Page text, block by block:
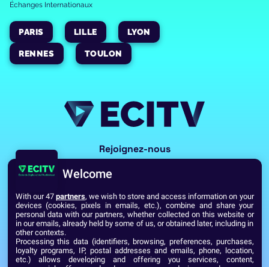
Échanges Internationaux
PARIS LILLE LYON
RENNES TOULON
Rejoignez-nous
Voir toutes les écoles du Réseau GES
Welcome
With our 47 partners, we wish to store and access information on your
devices (cookies, pixels in emails, etc.), combine and share your
personal data with our partners, whether collected on this website or
in our emails, already held by some of us, or obtained later, including in
other contexts.
Processing this data (identifiers, browsing, preferences, purchases,
loyalty programs, IP, postal addresses and emails, phone, location,
etc.) allows developing and offering you services, content,